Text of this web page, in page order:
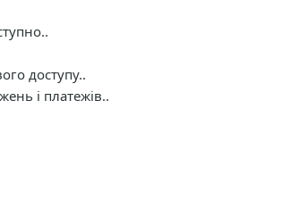
доступу..
і платежів..